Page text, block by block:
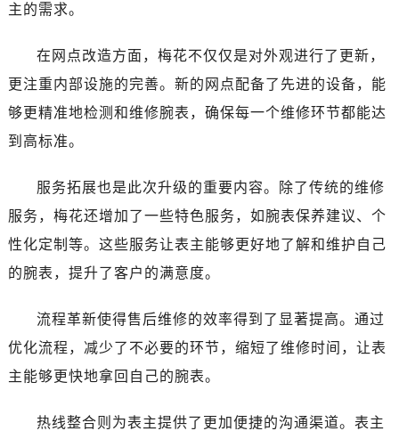
甘肃省金昌市金川区北京路售后服务中心（需提前预约）
甘肃省武威市凉州区迎宾路售后服务中心（需提前预约）
甘肃省张掖市甘州区民乐北路售后服务中心（需提前预约）
宁夏回族自治区吴忠市利通区开元大道售后服务中心（需提前预约）
宁夏回族自治区银川市兴庆区新华东路97号新百中心C馆一层C1-18号商铺售后服务中心（需提前预约）
青海省海北藏族自治州海晏县将军路售后服务中心（需提前预约）
主的需求。
在网点改造方面，梅花不仅仅是对外观进行了更新，
更注重内部设施的完善。新的网点配备了先进的设备，能
够更精准地检测和维修腕表，确保每一个维修环节都能达
到高标准。
服务拓展也是此次升级的重要内容。除了传统的维修
服务，梅花还增加了一些特色服务，如腕表保养建议、个
性化定制等。这些服务让表主能够更好地了解和维护自己
的腕表，提升了客户的满意度。
流程革新使得售后维修的效率得到了显著提高。通过
优化流程，减少了不必要的环节，缩短了维修时间，让表
主能够更快地拿回自己的腕表。
热线整合则为表主提供了更加便捷的沟通渠道。表主